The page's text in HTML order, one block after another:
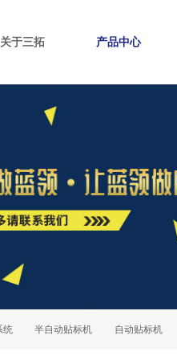
关于三拓 产品中心
半自动贴标机 自动贴标机